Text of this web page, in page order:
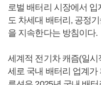
로벌 배터리 시장에서
도 차세대 배터리, 공정
을 지속한다는 방침이다.
세계적 전기차 캐즘(일
세로 국내 배터리 업계